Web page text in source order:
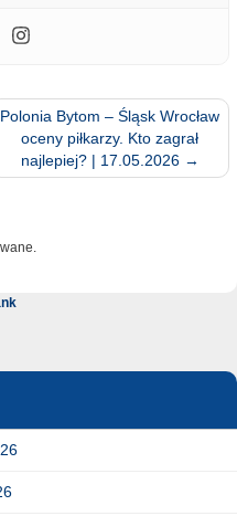
Polonia Bytom – Śląsk Wrocław
oceny piłkarzy. Kto zagrał
najlepiej? | 17.05.2026 →